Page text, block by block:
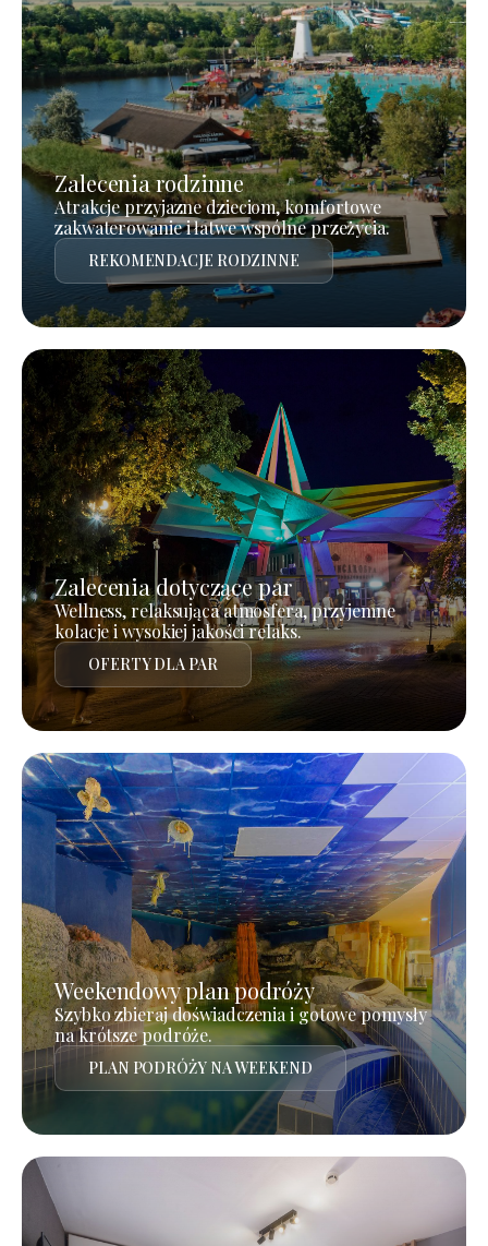
Zalecenia rodzinne
Atrakcje przyjazne dzieciom, komfortowe
zakwaterowanie i łatwe wspólne przeżycia.
REKOMENDACJE RODZINNE
Zalecenia dotyczące par
Wellness, relaksująca atmosfera, przyjemne
kolacje i wysokiej jakości relaks.
OFERTY DLA PAR
Weekendowy plan podróży
Szybko zbieraj doświadczenia i gotowe pomysły
na krótsze podróże.
PLAN PODRÓŻY NA WEEKEND